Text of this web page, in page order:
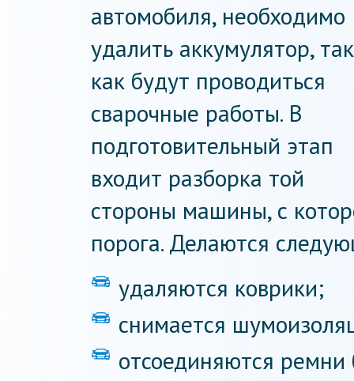
автомобиля, необходимо
удалить аккумулятор, так
как будут проводиться
сварочные работы. В
подготовительный этап
входит разборка той
стороны машины, с
порога. Делаются
удаляются коврики;
снимается
отсоединяются ремни